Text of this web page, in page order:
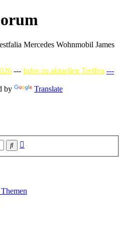
Mercedes Wohnmobil James
--- Infos zu aktuellen Treffen ---
by
Translate
Suche